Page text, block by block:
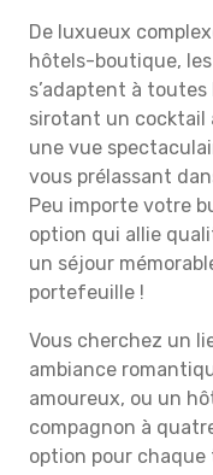
De luxueux
hôtels-boutique,
s’adaptent à
sirotant un cocktail
une vue
vous prélassant
Peu importe votre
option qui allie
un séjour
portefeuille !
Vous cherchez un
ambiance
amoureux, ou un
compagnon à
option pour chaque